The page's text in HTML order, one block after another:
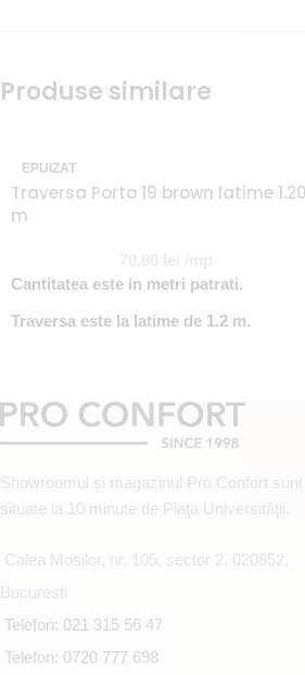
Produse similare
EPUIZAT
Traversa Porto 19 brown latime 1.20
m
Cantitatea este in metri patrati.
Traversa este la latime de 1.2 m.
Showroomul şi magazinul Pro Confort sunt
situate la 10 minute de Piaţa Universităţii.
Calea Mosilor, nr. 105, sector 2, 020852,
Bucuresti
Telefon: 021 315 56 47
Telefon: 0720 777 698